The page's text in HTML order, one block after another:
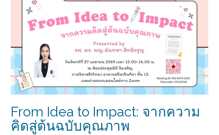
From Idea to Impact: จากความ
คิดสู่ต้นฉบับคุณภาพ